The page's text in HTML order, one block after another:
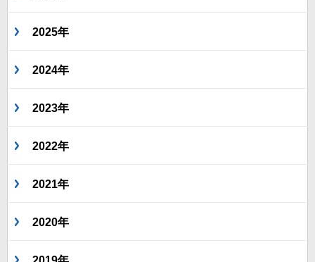
2025年
2024年
2023年
2022年
2021年
2020年